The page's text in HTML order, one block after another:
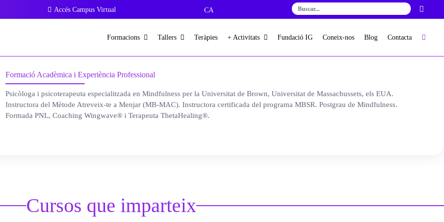
Accés Campus Virtual CA
Formacions Tallers Teràpies + Activitats Fundació IG Coneix-nos Blog Contacta
Formació Acadèmica i Experiència Professional
Psicòloga i psicoterapeuta especialitzada en Mindfulnessper la Universitatde Brown, Universitatde Massachussets, elsEUA.
Instructora del Mètode Atreveix-te a Menjar(MB-MAC). Instructora certificada del programa MBSR. Postgrau de Mindfulness.
Formada PNL, Coaching Wingwave® i Terapeuta ThetaHealing®.
Cursos que imparteix